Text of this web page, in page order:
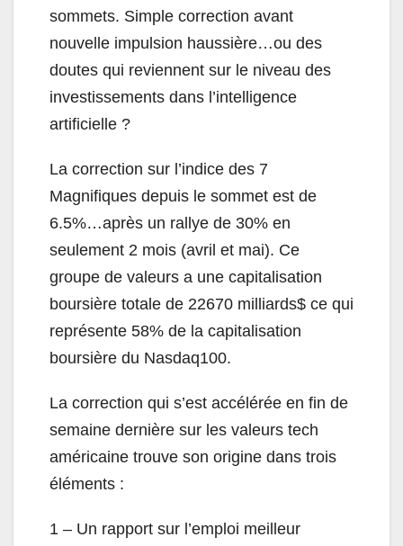
sommets. Simple correction avant
nouvelle impulsion haussière…ou des
doutes qui reviennent sur le niveau des
investissements dans l’intelligence
artificielle ?
La correction sur l’indice des 7
Magnifiques depuis le sommet est de
6.5%…après un rallye de 30% en
seulement 2 mois (avril et mai). Ce
groupe de valeurs a une capitalisation
boursière totale de 22670 milliards$ ce qui
représente 58% de la capitalisation
boursière du Nasdaq100.
La correction qui s’est accélérée en fin de
semaine dernière sur les valeurs tech
américaine trouve son origine dans trois
éléments :
1 – Un rapport sur l’emploi meilleur